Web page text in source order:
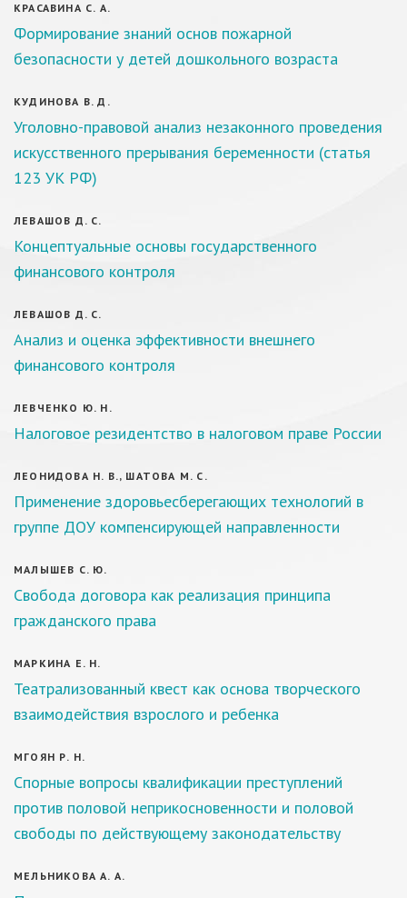
КРАСАВИНА С. А.
Формирование знаний основ пожарной
безопасности у детей дошкольного возраста
КУДИНОВА В. Д.
Уголовно-правовой анализ незаконного проведения
искусственного прерывания беременности (статья
123 УК РФ)
ЛЕВАШОВ Д. С.
Концептуальные основы государственного
финансового контроля
ЛЕВАШОВ Д. С.
Анализ и оценка эффективности внешнего
финансового контроля
ЛЕВЧЕНКО Ю. Н.
Налоговое резидентство в налоговом праве России
ЛЕОНИДОВА Н. В., ШАТОВА М. С.
Применение здоровьесберегающих технологий в
группе ДОУ компенсирующей направленности
МАЛЫШЕВ С. Ю.
Свобода договора как реализация принципа
гражданского права
МАРКИНА Е. Н.
Театрализованный квест как основа творческого
взаимодействия взрослого и ребенка
МГОЯН Р. Н.
Спорные вопросы квалификации преступлений
против половой неприкосновенности и половой
свободы по действующему законодательству
МЕЛЬНИКОВА А. А.